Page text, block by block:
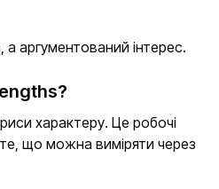
аргументований інтерес.
характеру. Це робочі
що можна виміряти через